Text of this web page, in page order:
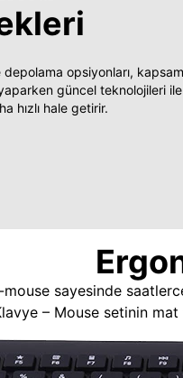
opsiyonları,
güncel teknolojileri
hızlı hale getirir.
sayesinde
– Mouse setinin